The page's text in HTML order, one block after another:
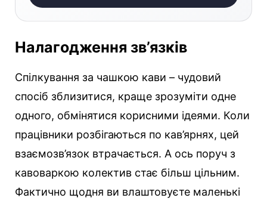
Налагодження зв’язків
Спілкування за чашкою кави – чудовий
спосіб зблизитися, краще зрозуміти одне
одного, обмінятися корисними ідеями. Коли
працівники розбігаються по кав’ярнях, цей
взаємозв’язок втрачається. А ось поруч з
кавоваркою колектив стає більш цільним.
Фактично щодня ви влаштовуєте маленькі